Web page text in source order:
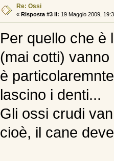
Re: Ossi
« Risposta #3 il: 19 Maggio 2009,
Per quello che è
(mai cotti)
è
lascino i denti...
Gli ossi crudi
cioè, il cane